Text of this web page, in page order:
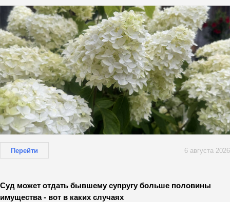
Перейти 6 августа 2026
Суд может отдать бывшему супругу больше половины
имущества - вот в каких случаях